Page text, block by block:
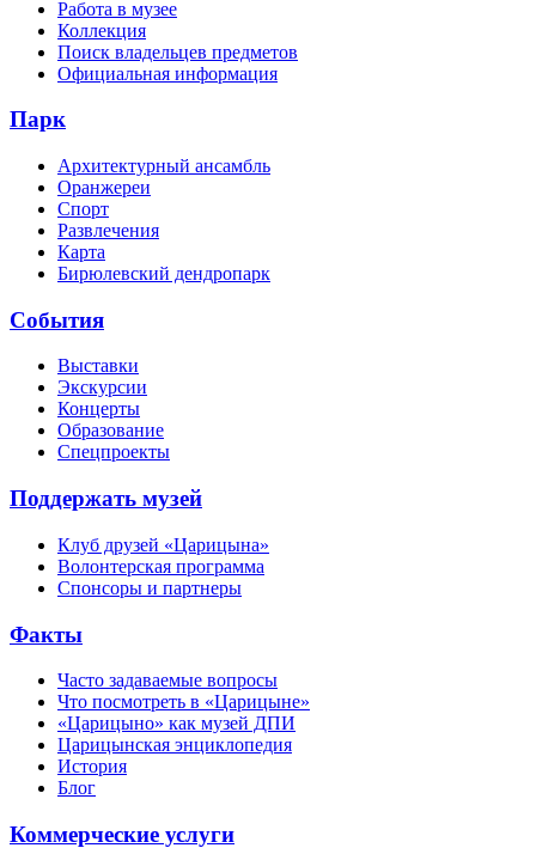
Работа в музее
Коллекция
Поиск владельцев предметов
Официальная информация
Парк
Архитектурный ансамбль
Оранжереи
Спорт
Развлечения
Карта
Бирюлевский дендропарк
События
Выставки
Экскурсии
Концерты
Образование
Спецпроекты
Поддержать музей
Клуб друзей «Царицына»
Волонтерская программа
Спонсоры и партнеры
Факты
Часто задаваемые вопросы
Что посмотреть в «Царицыне»
«Царицыно» как музей ДПИ
Царицынская энциклопедия
История
Блог
Коммерческие услуги